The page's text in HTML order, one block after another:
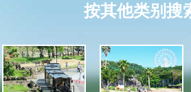
按其他类别搜